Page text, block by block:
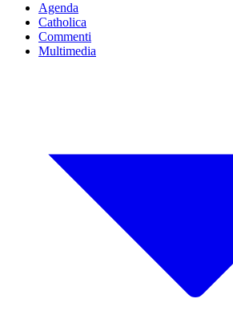
Agenda
Catholica
Commenti
Multimedia